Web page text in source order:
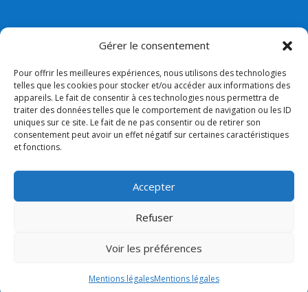
Gérer le consentement
Pour offrir les meilleures expériences, nous utilisons des technologies
telles que les cookies pour stocker et/ou accéder aux informations des
appareils. Le fait de consentir à ces technologies nous permettra de
traiter des données telles que le comportement de navigation ou les ID
uniques sur ce site. Le fait de ne pas consentir ou de retirer son
consentement peut avoir un effet négatif sur certaines caractéristiques
et fonctions.
Accepter
Refuser
Voir les préférences
Mentions légalesMentions légales
Nos liens
Lien admin
Mentions légales
Collège Bossuet Notre dame